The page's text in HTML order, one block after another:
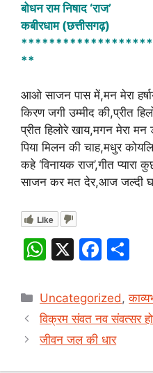
at
s
p
p
c
e
o
o
k
e
बोधन राम निषाद ‘राज’
कबीरधाम (छत्तीसगढ़)
**
आओ साजन पास में,मन मेरा
किरण जगी उम्मीद की,प्रीत
प्रीत हिलोरे खाय,मगन मेरा मन
पिया मिलन की चाह,मधुर
कहे ‘विनायक राज’,गीत प्यारा
साजन कर मत देर,आज जल्दी
Like
W
at
s
A
X
F
c
e
b
ar
e
Categories
Uncategorized ,
विक्रम संवत नव संवत्सर हो
जीवन जल की धार